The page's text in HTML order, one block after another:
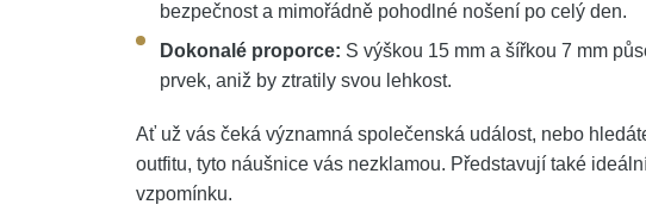
bezpečnost a mimořádně pohodlné nošení po celý den.
Dokonalé proporce: S výškou 15 mm a šířkou 7 mm
prvek, aniž by ztratily svou lehkost.
Ať už vás čeká významná společenská událost, nebo
outfitu, tyto náušnice vás nezklamou. Představují také
vzpomínku.